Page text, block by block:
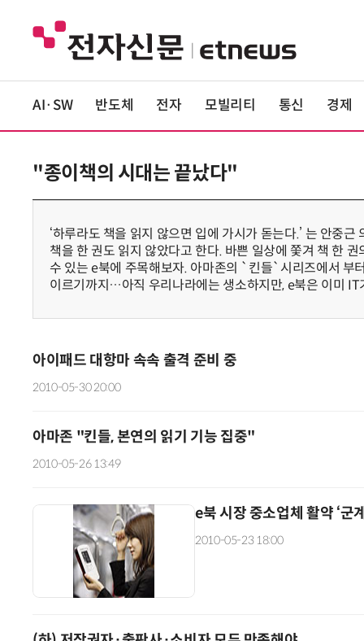
AI·SW 반도체 전자 모빌리티 통신 경제
"종이책의 시대는 끝났다"
‘하루라도 책을 읽지 않으면 입에 가시가 돋는다.’ 는 안중
책을 한 권도 읽지 않았다고 한다. 바쁜 일상에 쫓겨 책 한
수 있는 e북에 주목해보자. 아마존의 `킨들`시리즈에서 부
이르기까지…아직 우리나라에는 생소하지만, e북은 이미
아이패드 대항마 속속 출격 준비 중
2010-05-30 20:00
아마존 "킨들, 본연의 읽기 기능 집중"
2010-05-26 13:49
e북 시장 중소업체 활약 ‘군
2010-05-23 18:00